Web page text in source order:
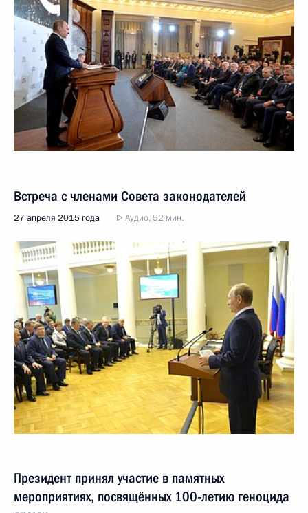
Встреча с членами Совета законодателей
27 апреля 2015 года Аудио, 52 мин.
Президент принял участие в памятных
мероприятиях, посвящённых 100-летию геноцида